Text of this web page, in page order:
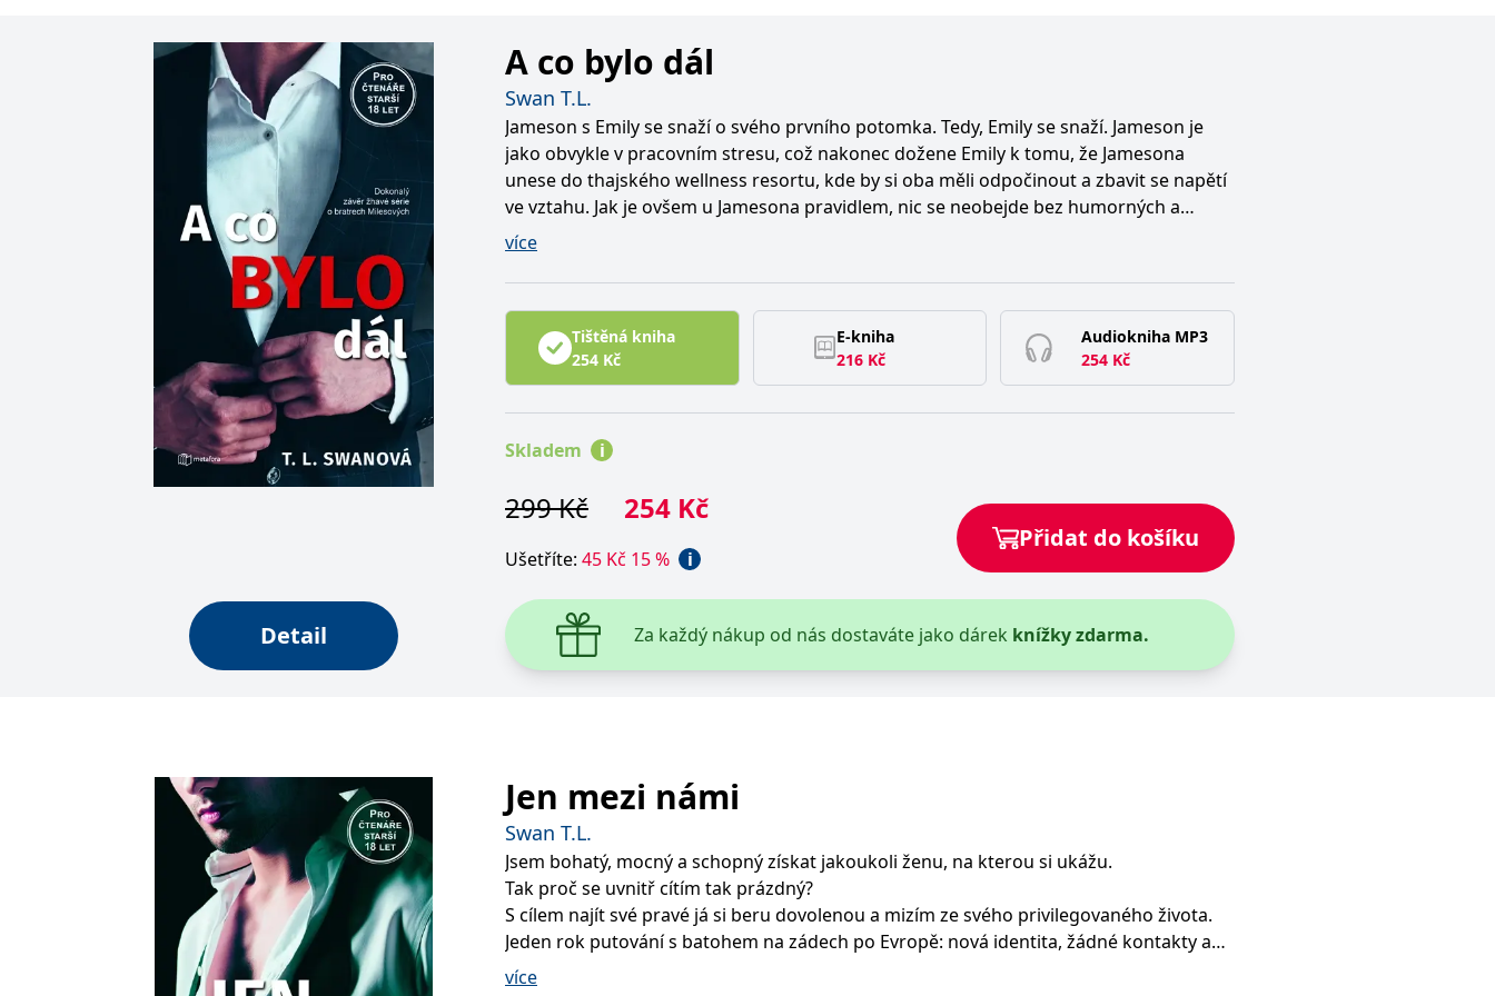
Detail
A co bylo dál
Swan T.L.
Jameson s Emily se snaží o svého prvního potomka. Tedy, Emily se snaží. Jameson je
jako obvykle v pracovním stresu, což nakonec dožene Emily k tomu, že Jamesona
unese do thajského wellness resortu, kde by si oba měli odpočinout a zbavit se napětí
ve vztahu. Jak je ovšem u Jamesona pravidlem, nic se neobejde bez humorných a
přehnaně dramatických výlevů.
vychovat schopné mladé muže, s Claire očekávají první dítě a do toho všeho připravují
svatbu, která bude tak velkolepá, jak se jen na Milesovi sluší. Doufejme, že vše
proběhne hladce… pokud někdo ohlídá Pochcánka.
Elliot a Kate měli za to, že už všechny překážky ve vztahu překonali. Od Elliotových
pochyb o pravé lásce po Kateinu sestru podvodnici, ti dva si už vytrpěli dost. Osud jim
však připravil ještě jednu velkou zkoušku, ale zdá se, že řešení je blíž, než by se zdálo.
Sledovat zpovzdálí Christophera, jak se snaží sžít s venkovem, je Haydenina
navázat kontakt se sousedy, ulovit vlka, který údajně terorizuje okolí, ale nikdo ho
neviděl, či pořídit nejplodnější býky, které trh nabízí. Eddie však pomalu dospívá a jeho
budoucnost leží právě v rukou jeho adoptivních rodičů.
Vyšlo v překladu Michaely Vavrušové.
více
Tištěná kniha
254 Kč
E-kniha
216 Kč
Audiokniha MP3
254 Kč
Skladem i
299Kč 254 Kč
Ušetříte: 45 Kč 15% i
Přidat do košíku
Za každý nákup od nás dostaváte jako dárek knížky zdarma.
Jen mezi námi
Swan T.L.
Jsem bohatý, mocný a schopný získat jakoukoli ženu, na kterou si ukážu.
Tak proč se uvnitř cítím tak prázdný?
S cílem najít své pravé já si beru dovolenou a mizím ze svého privilegovaného života.
Jeden rok putování s batohem na zádech po Evropě: nová identita, žádné kontakty a
žádné peníze. To není špatný plán. To jsem si aspoň myslel.
více